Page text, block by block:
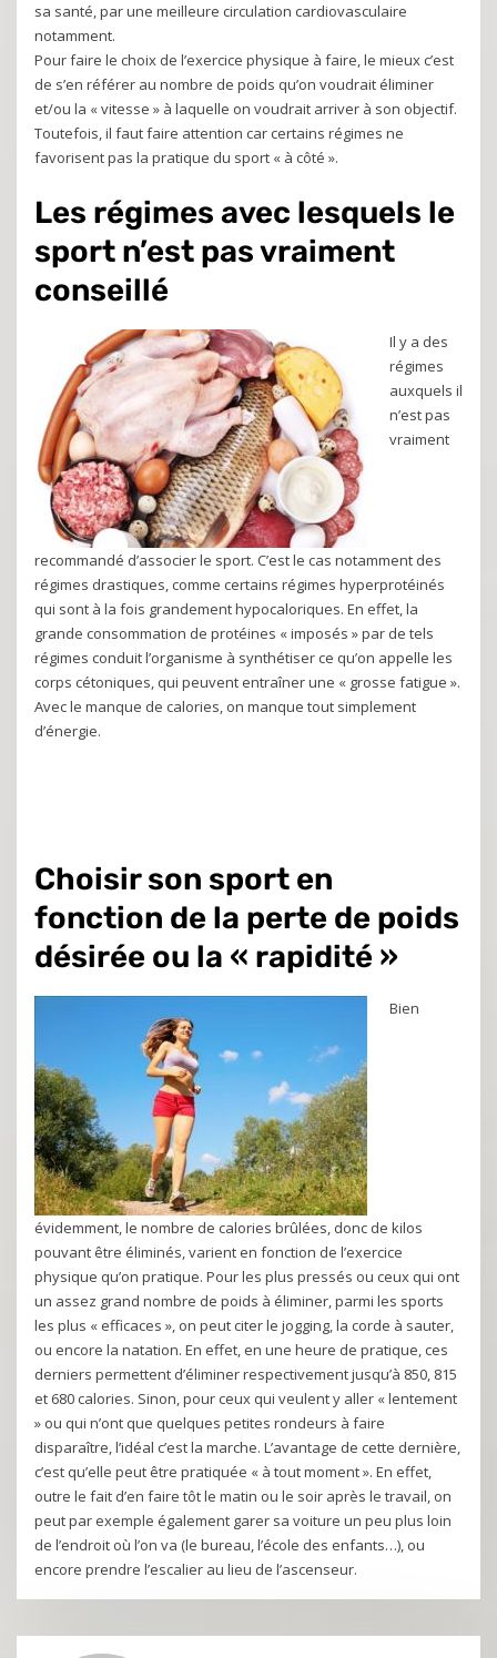
sa santé, par une meilleure circulation cardiovasculaire
notamment.
Pour faire le choix de l’exercice physique à faire, le mieux c’est
de s’en référer au nombre de poids qu’on voudrait éliminer
et/ou la « vitesse » à laquelle on voudrait arriver à son objectif.
Toutefois, il faut faire attention car certains régimes ne
favorisent pas la pratique du sport « à côté ».
Les régimes avec lesquels le
sport n’est pas vraiment
conseillé
Il y a des
régimes
auxquels il
n’est pas
vraiment
recommandé d’associer le sport. C’est le cas notamment des
régimes drastiques, comme certains régimes hyperprotéinés
qui sont à la fois grandement hypocaloriques. En effet, la
grande consommation de protéines « imposés » par de tels
régimes conduit l’organisme à synthétiser ce qu’on appelle les
corps cétoniques, qui peuvent entraîner une « grosse fatigue ».
Avec le manque de calories, on manque tout simplement
d’énergie.
Choisir son sport en
fonction de la perte de poids
désirée ou la « rapidité »
Bien
évidemment, le nombre de calories brûlées, donc de kilos
pouvant être éliminés, varient en fonction de l’exercice
physique qu’on pratique. Pour les plus pressés ou ceux qui ont
un assez grand nombre de poids à éliminer, parmi les sports
les plus « efficaces », on peut citer le jogging, la corde à sauter,
ou encore la natation. En effet, en une heure de pratique, ces
derniers permettent d’éliminer respectivement jusqu’à 850, 815
et 680 calories. Sinon, pour ceux qui veulent y aller « lentement
» ou qui n’ont que quelques petites rondeurs à faire
disparaître, l’idéal c’est la marche. L’avantage de cette dernière,
c’est qu’elle peut être pratiquée « à tout moment ». En effet,
outre le fait d’en faire tôt le matin ou le soir après le travail, on
peut par exemple également garer sa voiture un peu plus loin
de l’endroit où l’on va (le bureau, l’école des enfants…), ou
encore prendre l’escalier au lieu de l’ascenseur.